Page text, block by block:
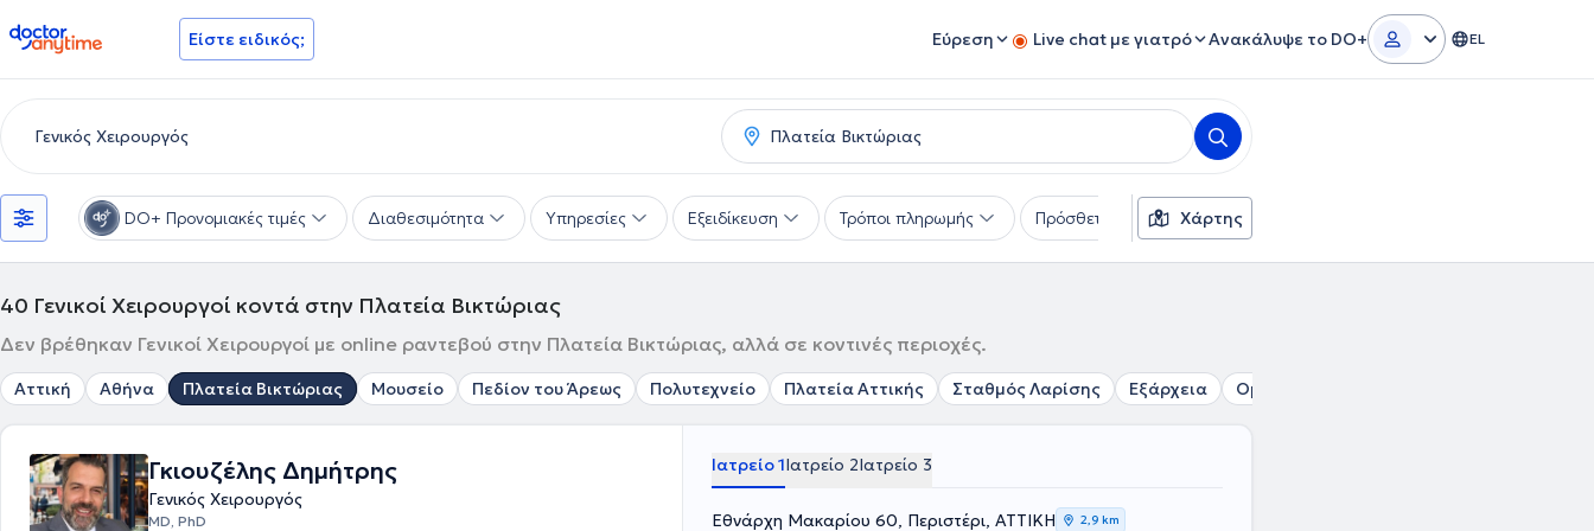
doctoranytime Είστε ειδικός; Εύρεση Live chat με γιατρό Ανακάλυψε το DO+ EL
DO+ Προνομιακές τιμές Διαθεσιμότητα Υπηρεσίες Εξειδίκευση Τρόποι πληρωμής Πρόσθετα φίλτρα Γλώσσες
Χάρτης
40 Γενικοί Χειρουργοί κοντά στην Πλατεία Βικτώριας
Δεν βρέθηκαν Γενικοί Χειρουργοί με online ραντεβού στην Πλατεία Βικτώριας, αλλά σε κοντινές περιοχές.
Αττική Αθήνα Πλατεία Βικτώριας Μουσείο Πεδίον του Άρεως Πολυτεχνείο Πλατεία Αττικής Σταθμός Λαρίσης Εξάρχεια Ομόνοια
Γκιουζέλης Δημήτρης
Γενικός Χειρουργός
MD, PhD
Ιατρείο 1Ιατρείο 2Ιατρείο 3
Εθνάρχη Μακαρίου 60, Περιστέρι, ΑΤΤΙΚΗ 2,9 km